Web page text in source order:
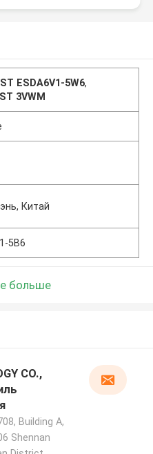
ESDA6V1-5W6,
3VWM
Китай
5В6
больше
CO.,
Building A,
Shennan